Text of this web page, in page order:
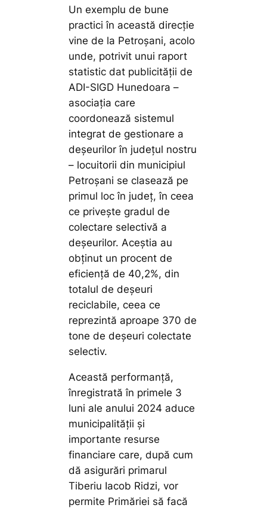
Un exemplu de bune
practici în această direcție
vine de la Petroșani, acolo
unde, potrivit unui raport
statistic dat publicității de
ADI-SIGD Hunedoara –
asociaţia care
coordonează sistemul
integrat de gestionare a
deşeurilor în judeţul nostru
– locuitorii din municipiul
Petroșani se clasează pe
primul loc în județ, în ceea
ce privește gradul de
colectare selectivă a
deșeurilor. Aceștia au
obținut un procent de
eficiență de 40,2%, din
totalul de deșeuri
reciclabile, ceea ce
reprezintă aproape 370 de
tone de deșeuri colectate
selectiv.
Această performanță,
înregistrată în primele 3
luni ale anului 2024 aduce
municipalității și
importante resurse
financiare care, după cum
dă asigurări primarul
Tiberiu Iacob Ridzi, vor
permite Primăriei să facă